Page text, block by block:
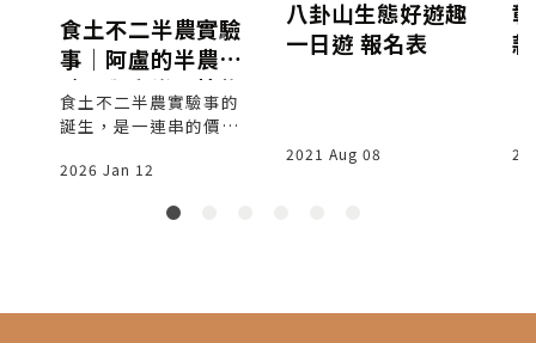
食土不二半農實驗
事│阿盧的半農實
驗，與音樂、植物
一起生活│青年採
食土不二半農實驗事的
誕生，是一連串的價值
只是農業，而是從生活
讓身心長久感到愉悅滿
2026 Jan 12
八卦山生態好遊趣
一日遊 報名表
2021 Aug 08